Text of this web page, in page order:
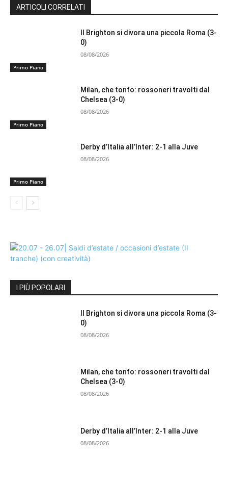
ARTICOLI CORRELATI
Primo Piano
Il Brighton si divora una piccola Roma (3-
0)
08/08/2026
Primo Piano
Milan, che tonfo: rossoneri travolti dal
Chelsea (3-0)
08/08/2026
Primo Piano
Derby d’Italia all’Inter: 2-1 alla Juve
08/08/2026
I PIÙ POPOLARI
Il Brighton si divora una piccola Roma (3-
0)
08/08/2026
Milan, che tonfo: rossoneri travolti dal
Chelsea (3-0)
08/08/2026
Derby d’Italia all’Inter: 2-1 alla Juve
08/08/2026